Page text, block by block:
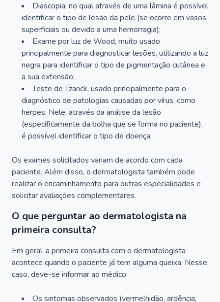
Diascopia, no qual através de uma lâmina é possível
identificar o tipo de lesão da pele (se ocorre em vasos
superficiais ou devido a uma hemorragia);
Exame por luz de Wood, muito usado
principalmente para diagnosticar lesões, utilizando a luz
negra para identificar o tipo de pigmentação cutânea e
a sua extensão;
Teste de Tzanck, usado principalmente para o
diagnóstico de patologias causadas por vírus, como
herpes. Nele, através da análise da lesão
(especificamente da bolha que se forma no paciente),
é possível identificar o tipo de doença.
Os exames solicitados variam de acordo com cada
paciente. Além disso, o dermatologista também pode
realizar o encaminhamento para outras especialidades e
solicitar avaliações complementares.
O que perguntar ao dermatologista na
primeira consulta?
Em geral, a primeira consulta com o dermatologista
acontece quando o paciente já tem alguma queixa. Nesse
caso, deve-se informar ao médico:
Os sintomas observados (vermelhidão, ardência,